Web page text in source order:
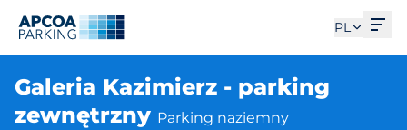
PL
Galeria Kazimierz - parking
zewnętrzny Parking naziemny